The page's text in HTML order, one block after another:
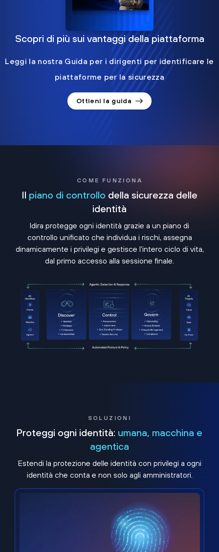
Scopri di più sui vantaggi della piattaforma
Leggi la nostra Guida per i dirigenti per identificare le
piattaforme per la sicurezza
Ottieni la guida
COME FUNZIONA
Il piano di controllo della sicurezza delle
identità
Idira protegge ogni identità grazie a un piano di
controllo unificato che individua i rischi, assegna
dinamicamente i privilegi e gestisce l'intero ciclo di vita,
dal primo accesso alla sessione finale.
SOLUZIONI
Proteggi ogni identità: umana, macchina e
agentica
Estendi la protezione delle identità con privilegi a ogni
identità che conta e non solo agli amministratori.